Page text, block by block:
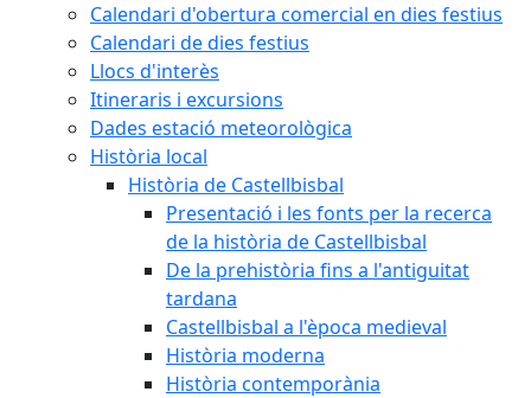
Calendari d'obertura comercial en dies festius
Calendari de dies festius
Llocs d'interès
Itineraris i excursions
Dades estació meteorològica
Història local
Història de Castellbisbal
Presentació i les fonts per la recerca
de la història de Castellbisbal
De la prehistòria fins a l'antiguitat
tardana
Castellbisbal a l'època medieval
Història moderna
Història contemporània